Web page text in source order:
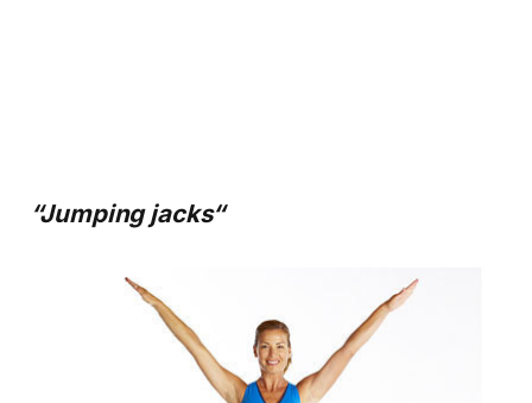
“Jumping jacks“